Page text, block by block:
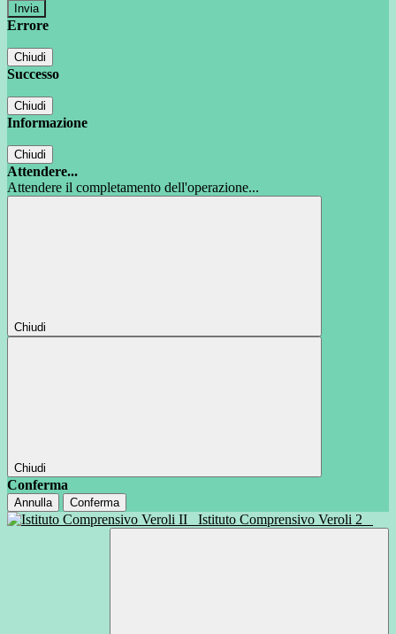
Errore
Chiudi
Successo
Chiudi
Informazione
Chiudi
Attendere...
Attendere il completamento dell'operazione...
Chiudi
Chiudi
Conferma
Annulla Conferma
Istituto Comprensivo Veroli 2